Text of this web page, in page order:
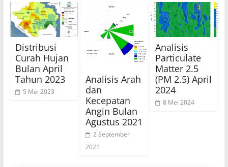
Distribusi
Curah Hujan
Bulan April
Tahun 2023
5 Mei 2023
Analisis Arah
dan
Kecepatan
Angin Bulan
Agustus 2021
2 September
2021
Analisis
Particulate
Matter 2.5
(PM 2.5) April
2024
8 Mei 2024